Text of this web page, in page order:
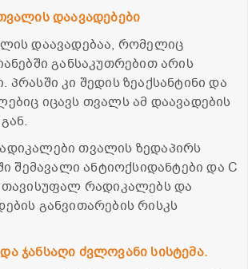
დაავადებები
დაავადებაა, რომელიც
განსაკუთრებით არის
კი შედის ზეაქსანტინი და
იცავს თვალს ამ დაავადების
თვალის ზედაპირს
შემავალი ანტიოქსიდანტები და C
თავისუფალ რადიკალებს და
განვითარების რისკს
ჯანსაღი ძვლოვანი სისტემა.